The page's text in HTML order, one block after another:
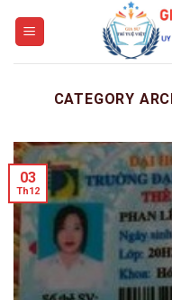
CATEGORY
03
Th12